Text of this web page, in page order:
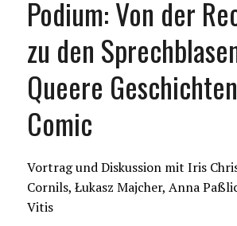
Podium: Von der
zu den
Queere
Comic
Vortrag und Diskussion mit Iris
Cornils, Łukasz Majcher, Anna
Vitis